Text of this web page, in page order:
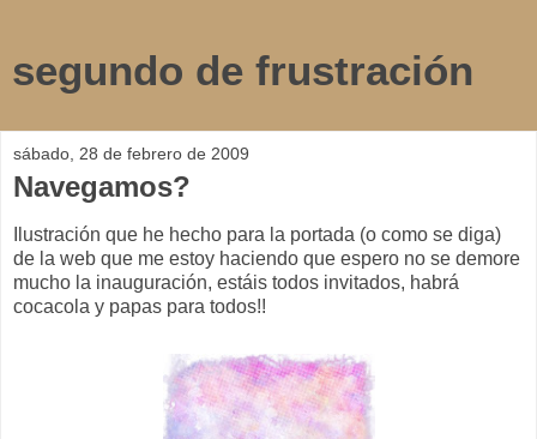
segundo de frustración
sábado, 28 de febrero de 2009
Navegamos?
Ilustración que he hecho para la portada (o como se diga)
de la web que me estoy haciendo que espero no se demore
mucho la inauguración, estáis todos invitados, habrá
cocacola y papas para todos!!